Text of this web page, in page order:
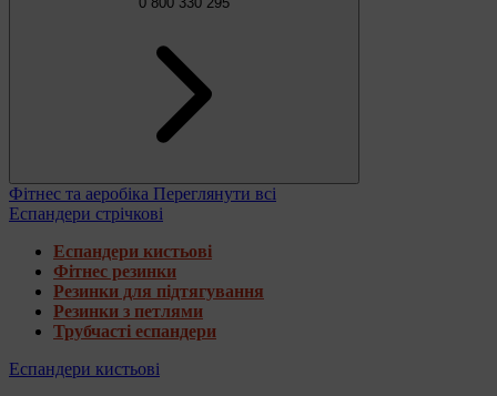
Фітнес та аеробіка Переглянути всі
Еспандери стрічкові
Еспандери кистьові
Фітнес резинки
Резинки для підтягування
Резинки з петлями
Трубчасті еспандери
Еспандери кистьові